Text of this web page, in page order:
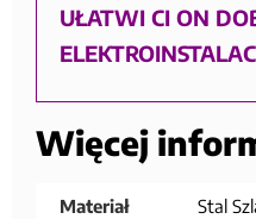
UŁATWI CI ON
Więcej
Materiał
Stal